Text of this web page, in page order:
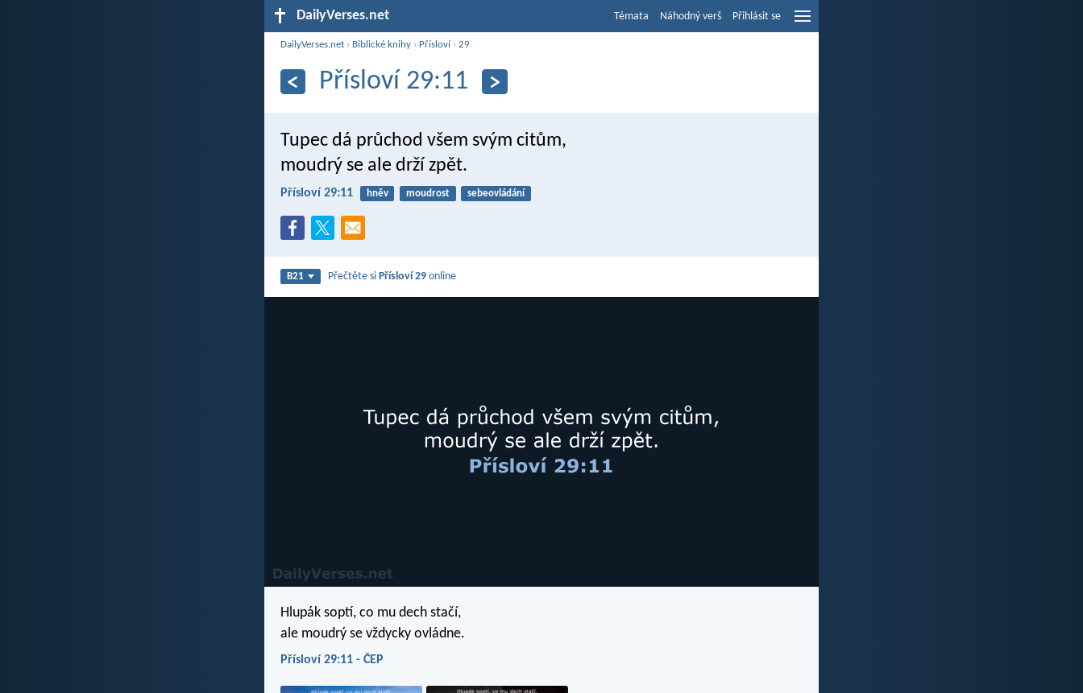
DailyVerses.net Témata Náhodný verš Přihlásit se
DailyVerses.net › Biblické knihy › Přísloví›29
Přísloví 29:11
Tupec dá průchod všem svým citům,
moudrý se ale drží zpět.
Přísloví 29:11 hněv moudrost sebeovládání
B21 Přečtěte siPřísloví 29 online
Hlupák soptí, co mu dech stačí,
ale moudrý se vždycky ovládne.
Přísloví 29:11 - ČEP